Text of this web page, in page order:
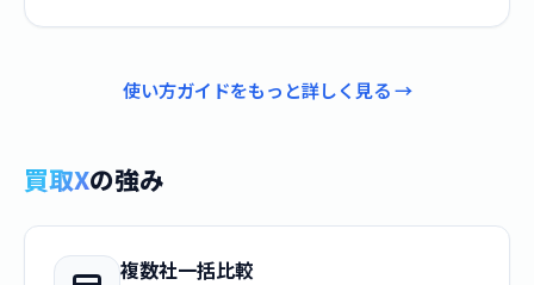
使い方ガイドをもっと詳しく見る →
買取Xの強み
複数社一括比較